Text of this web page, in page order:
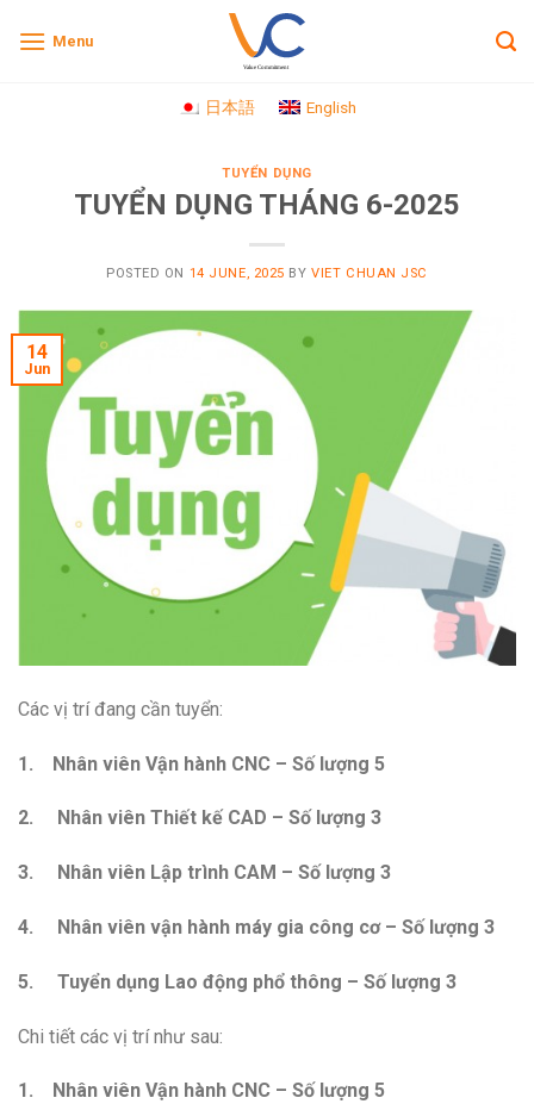
Menu
日本語 English
TUYỂN DỤNG
TUYỂN DỤNG THÁNG 6-2025
POSTED ON 14 JUNE, 2025 BYVIET CHUAN JSC
14
Jun
Các vị trí đang cần tuyển:
1. Nhân viên Vận hành CNC – Số lượng 5
2. Nhân viên Thiết kế CAD – Số lượng 3
3. Nhân viên Lập trình CAM – Số lượng 3
4. Nhân viên vận hành máy gia công cơ – Số lượng 3
5. Tuyển dụng Lao động phổ thông – Số lượng 3
Chi tiết các vị trí như sau:
1. Nhân viên Vận hành CNC – Số lượng 5